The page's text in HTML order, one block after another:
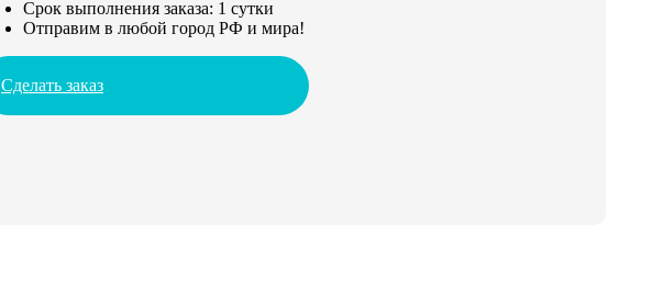
Срок выполнения заказа: 1 сутки
Отправим в любой город РФ и мира!
Сделать заказ